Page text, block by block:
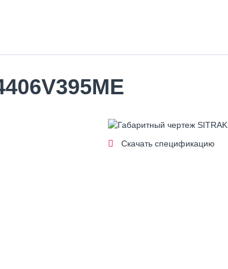
Скачать спецификацию